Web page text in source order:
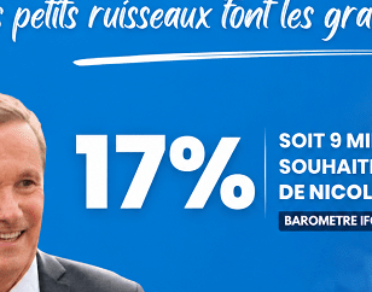
Partager
Pinterest